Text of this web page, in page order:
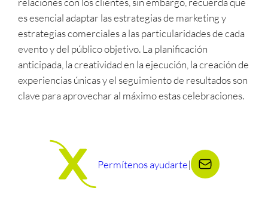
es esencial adaptar las estrategias de marketing y
estrategias comerciales a las particularidades de cada
evento y del público objetivo. La planificación
anticipada, la creatividad en la ejecución, la creación de
experiencias únicas y el seguimiento de resultados son
clave para aprovechar al máximo estas celebraciones.
Permítenos ayudarte|